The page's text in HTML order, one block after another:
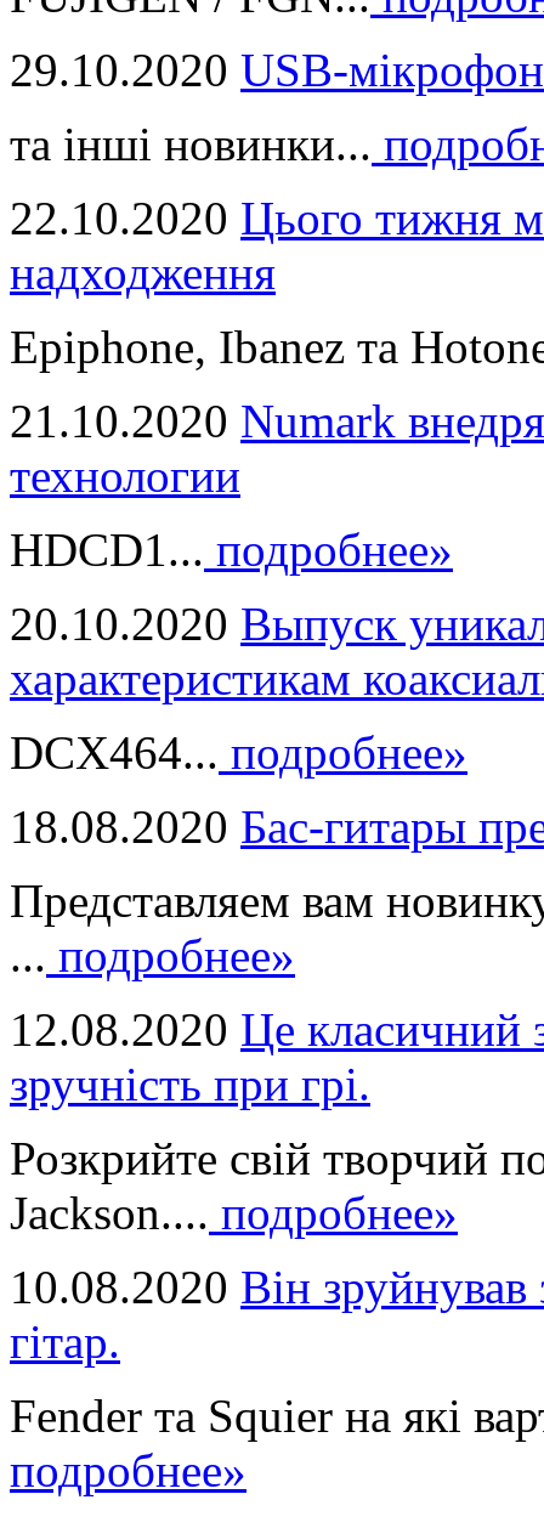
29.10.2020 USB-
та інші новинки...
22.10.2020 Цього тижня
надходження
Epiphone, Ibanez та
21.10.2020 Numark
технологии
HDCD1... подробнее»
20.10.2020 Выпуск
характеристикам
DCX464... подробнее»
18.08.2020 Бас-гитары
Представляем вам
... подробнее»
12.08.2020 Це класичний
зручність при грі.
Розкрийте свій творчий
Jackson.... подробнее»
10.08.2020 Він
гітар.
Fender та Squier на які
подробнее»